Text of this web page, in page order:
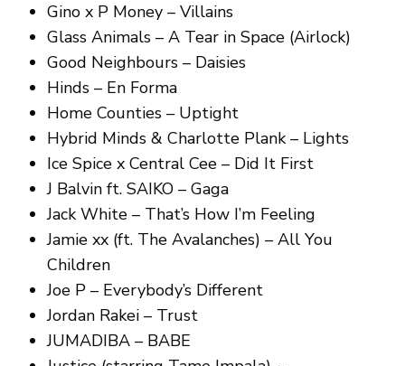
Gino x P Money – Villains
Glass Animals – A Tear in Space (Airlock)
Good Neighbours – Daisies
Hinds – En Forma
Home Counties – Uptight
Hybrid Minds & Charlotte Plank – Lights
Ice Spice x Central Cee – Did It First
J Balvin ft. SAIKO – Gaga
Jack White – That’s How I’m Feeling
Jamie xx (ft. The Avalanches) – All You
Children
Joe P – Everybody’s Different
Jordan Rakei – Trust
JUMADIBA – BABE